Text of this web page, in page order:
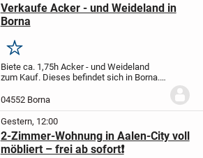
Verkaufe Acker - und Weideland in
Borna
Merken
Biete ca. 1,75h Acker - und Weideland
zum Kauf. Dieses befindet sich in Borna.
04552 Borna
Gestern, 12:00
2-Zimmer-Wohnung in Aalen-City voll
möbliert – frei ab sofort❗️